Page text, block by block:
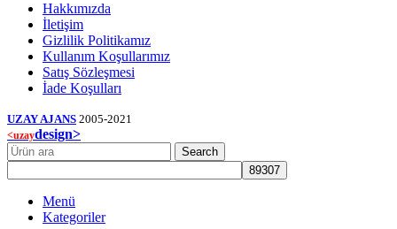
Hakkımızda
İletişim
Gizlilik Politikamız
Kullanım Koşullarımız
Satış Sözleşmesi
İade Koşulları
UZAY AJANS 2005-2021
<uzaydesign>
Search
Menü
Kategoriler